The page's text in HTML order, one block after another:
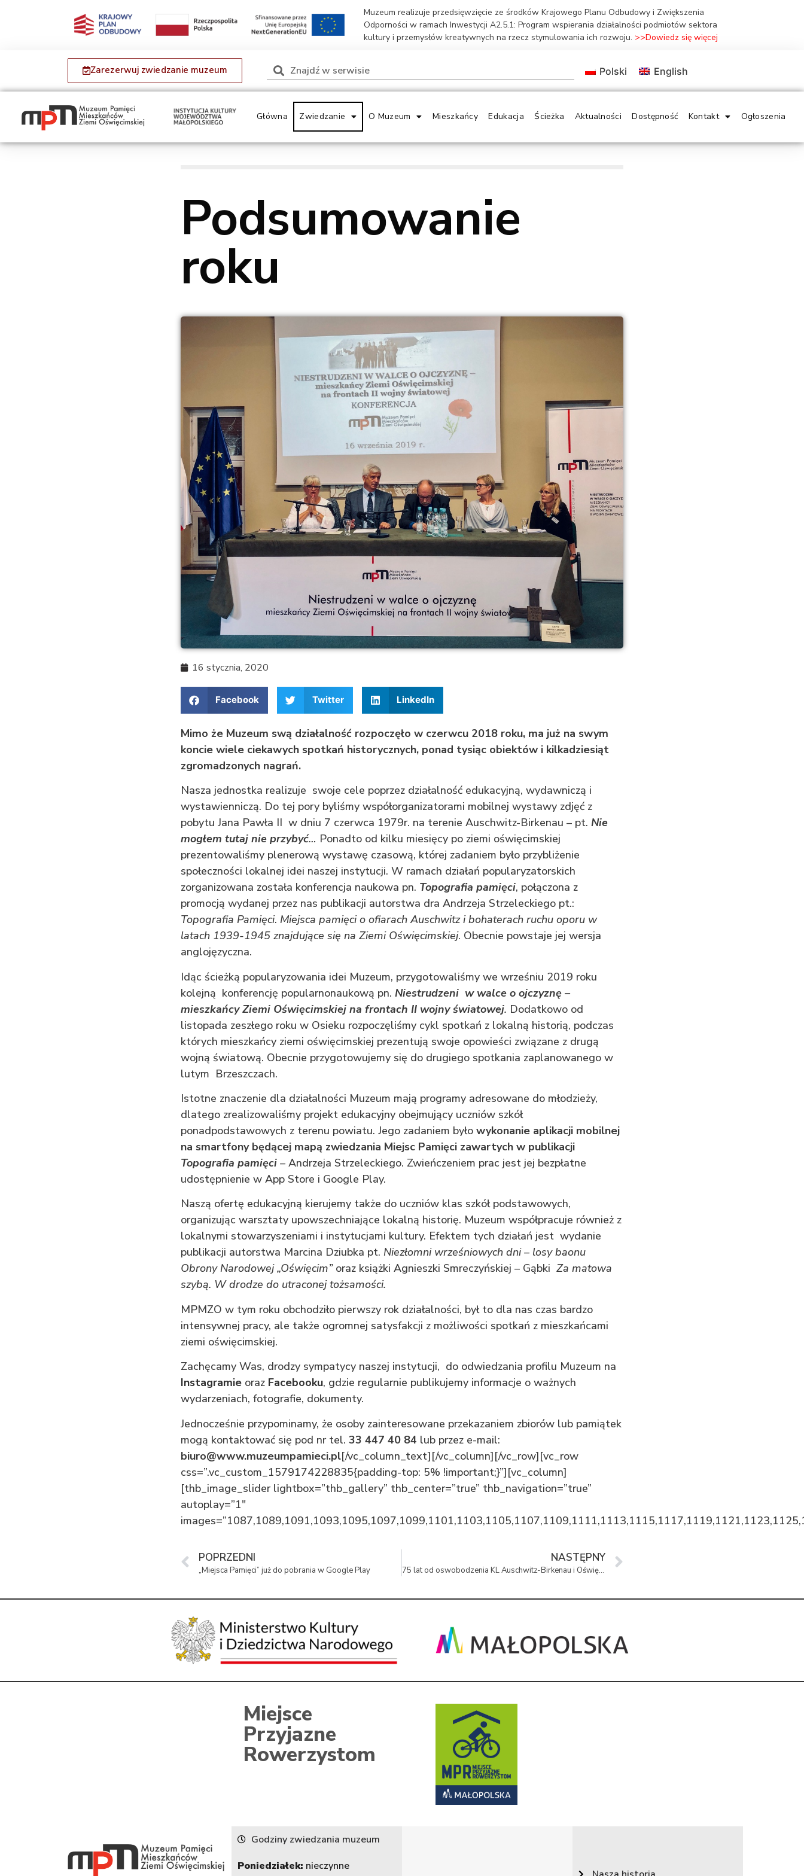
Muzeum realizuje przedsięwzięcie ze środków Krajowego Planu Odbudowy i Zwiększenia
Odporności w ramach Inwestycji A2.5.1: Program wspierania działalności podmiotów sektora
kultury i przemysłów kreatywnych na rzecz stymulowania ich rozwoju. >>Dowiedz się więcej
Zarezerwuj zwiedzanie muzeum Polski English
Główna Zwiedzanie O Muzeum Mieszkańcy Edukacja Ścieżka Aktualności Dostępność Kontakt Ogłoszenia
Podsumowanie
roku
16 stycznia, 2020
Facebook Twitter LinkedIn
Mimo że Muzeum swą działalność rozpoczęło w czerwcu 2018 roku, ma już na swym
koncie wiele ciekawych spotkań historycznych, ponad tysiąc obiektów i kilkadziesiąt
zgromadzonych nagrań.
Nasza jednostka realizuje swoje cele poprzez działalność edukacyjną, wydawniczą i
wystawienniczą. Do tej pory byliśmy współorganizatorami mobilnej wystawy zdjęć z
pobytu Jana Pawła II w dniu 7 czerwca 1979r. na terenie Auschwitz-Birkenau – pt. Nie
mogłem tutaj nie przybyć… Ponadto od kilku miesięcy po ziemi oświęcimskiej
prezentowaliśmy plenerową wystawę czasową, której zadaniem było przybliżenie
społeczności lokalnej idei naszej instytucji. W ramach działań popularyzatorskich
zorganizowana została konferencja naukowa pn. Topografia pamięci, połączona z
promocją wydanej przez nas publikacji autorstwa dra Andrzeja Strzeleckiego pt.:
Topografia Pamięci. Miejsca pamięci o ofiarach Auschwitz i bohaterach ruchu oporu w
latach 1939-1945 znajdujące się na Ziemi Oświęcimskiej. Obecnie powstaje jej wersja
anglojęzyczna.
Idąc ścieżką popularyzowania idei Muzeum, przygotowaliśmy we wrześniu 2019 roku
kolejną konferencję popularnonaukową pn. Niestrudzeni w walce o ojczyznę –
mieszkańcy Ziemi Oświęcimskiej na frontach II wojny światowej. Dodatkowo od
listopada zeszłego roku w Osieku rozpoczęliśmy cykl spotkań z lokalną historią, podczas
których mieszkańcy ziemi oświęcimskiej prezentują swoje opowieści związane z drugą
wojną światową. Obecnie przygotowujemy się do drugiego spotkania zaplanowanego w
lutym Brzeszczach.
Istotne znaczenie dla działalności Muzeum mają programy adresowane do młodzieży,
dlatego zrealizowaliśmy projekt edukacyjny obejmujący uczniów szkół
ponadpodstawowych z terenu powiatu. Jego zadaniem było wykonanie aplikacji mobilnej
na smartfony będącej mapą zwiedzania Miejsc Pamięci zawartych w publikacji
Topografia pamięci– Andrzeja Strzeleckiego. Zwieńczeniem prac jest jej bezpłatne
udostępnienie w App Store i Google Play.
Naszą ofertę edukacyjną kierujemy także do uczniów klas szkół podstawowych,
organizując warsztaty upowszechniające lokalną historię. Muzeum współpracuje również z
lokalnymi stowarzyszeniami i instytucjami kultury. Efektem tych działań jest wydanie
publikacji autorstwa Marcina Dziubka pt. Niezłomni wrześniowych dni – losy baonu
Obrony Narodowej „Oświęcim”oraz książki Agnieszki Smreczyńskiej – Gąbki Za matowa
szybą. W drodze do utraconej tożsamości.
MPMZO w tym roku obchodziło pierwszy rok działalności, był to dla nas czas bardzo
intensywnej pracy, ale także ogromnej satysfakcji z możliwości spotkań z mieszkańcami
ziemi oświęcimskiej.
Zachęcamy Was, drodzy sympatycy naszej instytucji, do odwiedzania profilu Muzeum na
Instagramieoraz Facebooku, gdzie regularnie publikujemy informacje o ważnych
wydarzeniach, fotografie, dokumenty.
Jednocześnie przypominamy, że osoby zainteresowane przekazaniem zbiorów lub pamiątek
mogą kontaktować się pod nr tel. 33 447 40 84 lub przez e-mail:
biuro@www.muzeumpamieci.pl[/vc_column_text][/vc_column][/vc_row][vc_row
css=”.vc_custom_1579174228835{padding-top: 5% !important;}”][vc_column]
[thb_image_slider lightbox=”thb_gallery” thb_center=”true” thb_navigation=”true”
autoplay=”1″
POPRZEDNI
„Miejsca Pamięci” już do pobrania w Google Play
NASTĘPNY
75 lat od oswobodzenia KL Auschwitz-Birkenau i Oświęcimia
Miejsce
Przyjazne
Rowerzystom
Godziny zwiedzania muzeum
Poniedziałek: nieczynne